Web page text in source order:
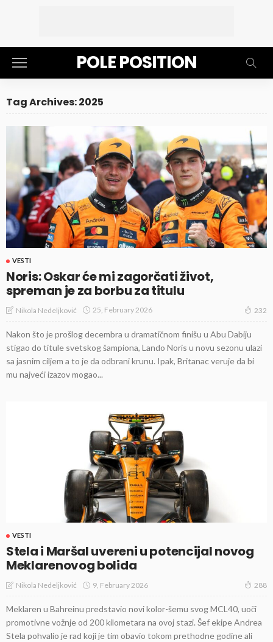
POLE POSITION
Tag Archives: 2025
VESTI
Noris: Oskar će mi zagorčati život,
spreman je za borbu za titulu
Nikola Nedeljković 25, February 2026 232
Nakon što je prošlog decembra u dramatičnom finišu u Abu Dabiju
stigao do titule svetskog šampiona, Lando Noris u novu sezonu ulazi
sa jasnim ciljem a to je da odbrani krunu. Ipak, Britanac veruje da bi
mu najveći izazov mogao...
VESTI
Stela i Maršal uvereni u potencijal novog
Meklarenovog bolida
Nikola Nedeljković 9, February 2026 288
Meklaren u Bahreinu predstavio novi kolor-šemu svog MCL40, uoči
promotivne vožnje od 200 kilometara na ovoj stazi. Šef ekipe Andrea
Stela pohvalio je rad koji je tim obavio tokom prethodne godine ali